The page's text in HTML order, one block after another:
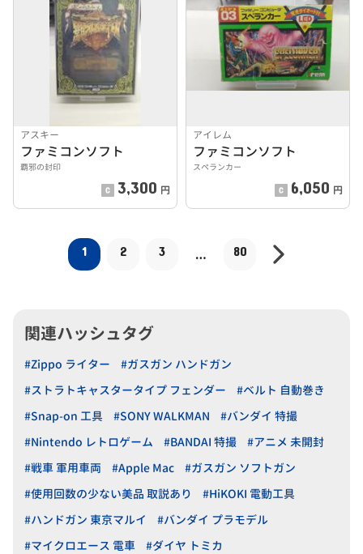
アスキー
ファミコンソフト
覇邪の封印
3,300 円
アイレム
ファミコンソフト
スペランカー
6,050 円
1 2 3 … 80
関連ハッシュタグ
#Zippo ライター
#ガスガン ハンドガン
#ストラトキャスタータイプ フェンダー
#ベルト 自動巻き
#Snap-on 工具
#SONY WALKMAN
#バンダイ 特撮
#Nintendo レトロゲーム
#BANDAI 特撮
#アニメ 未開封
#戦車 軍用車両
#Apple Mac
#ガスガン ソフトガン
#使用回数の少ない美品 取説あり
#HiKOKI 電動工具
#ハンドガン 東京マルイ
#バンダイ プラモデル
#マイクロエース 電車
#ダイヤ トミカ